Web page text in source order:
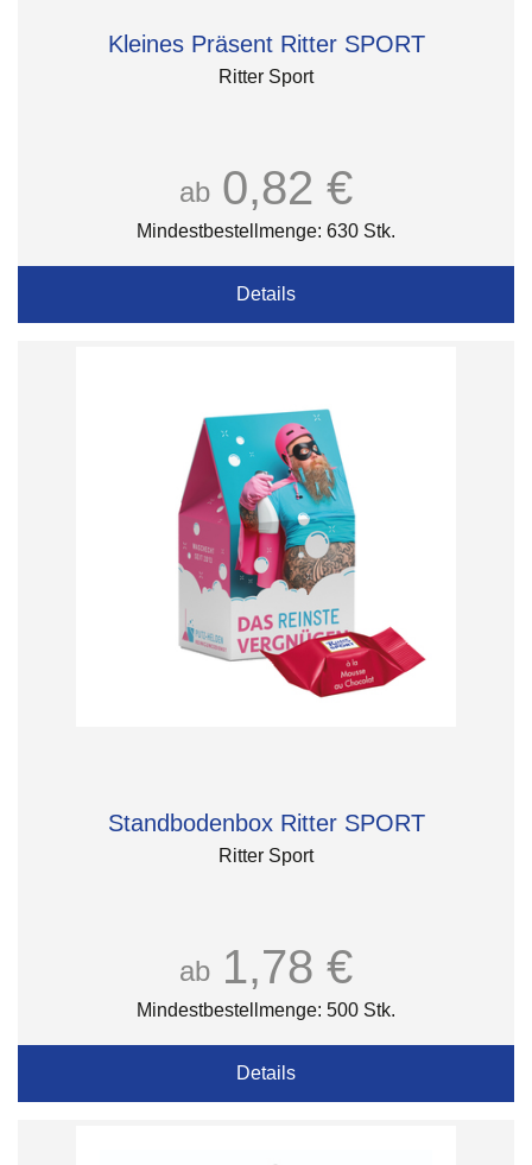
Kleines Präsent Ritter SPORT
Ritter Sport
ab 0,82 €
Mindestbestellmenge: 630 Stk.
Details
Standbodenbox Ritter SPORT
Ritter Sport
ab 1,78 €
Mindestbestellmenge: 500 Stk.
Details